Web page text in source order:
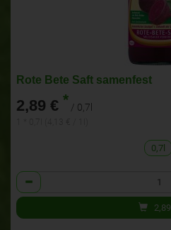
Rote Bete Saft samenfest
2,89 € * / 0,7l
0,7l
Anzahl
2,89